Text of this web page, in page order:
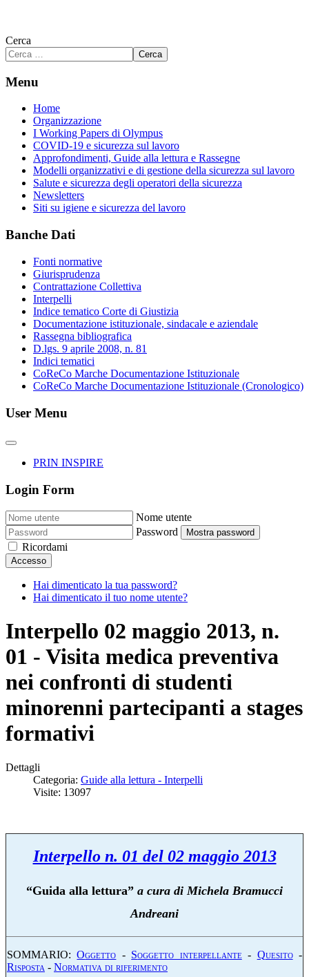
Cerca
Cerca
Menu
Home
Organizzazione
I Working Papers di Olympus
COVID-19 e sicurezza sul lavoro
Approfondimenti, Guide alla lettura e Rassegne
Modelli organizzativi e di gestione della sicurezza sul lavoro
Salute e sicurezza degli operatori della sicurezza
Newsletters
Siti su igiene e sicurezza del lavoro
Banche Dati
Fonti normative
Giurisprudenza
Contrattazione Collettiva
Interpelli
Indice tematico Corte di Giustizia
Documentazione istituzionale, sindacale e aziendale
Rassegna bibliografica
D.lgs. 9 aprile 2008, n. 81
Indici tematici
CoReCo Marche Documentazione Istituzionale
CoReCo Marche Documentazione Istituzionale (Cronologico)
User Menu
PRIN INSPIRE
Login Form
Nome utente
Password
Mostra password
Ricordami
Accesso
Hai dimenticato la tua password?
Hai dimenticato il tuo nome utente?
Interpello 02 maggio 2013, n.
01 - Visita medica preventiva
nei confronti di studenti
minorenni partecipanti a stages
formativi
Dettagli
Categoria: Guide alla lettura - Interpelli
Visite: 13097
Interpello n. 01 del 02 maggio 2013
“Guida alla lettura” a cura di Michela Bramucci
Andreani
SOMMARIO:Oggetto - Soggetto interpellante- Quesito-
Risposta - Normativa di riferimento